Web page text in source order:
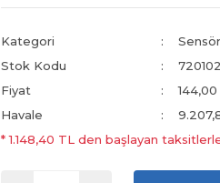
Kategori
Stok Kodu
Fiyat
144,00
Havale
* 1.148,40 TL den başlayan